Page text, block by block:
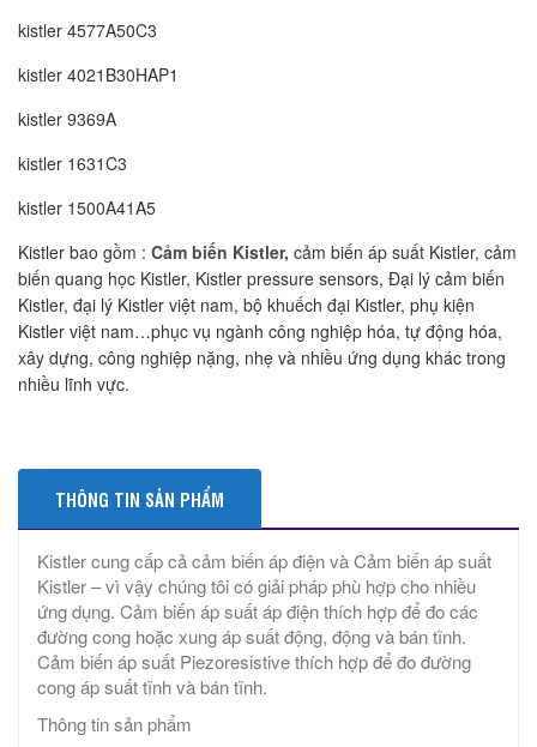
kistler 4577A50C3
kistler 4021B30HAP1
kistler 9369A
kistler 1631C3
kistler 1500A41A5
Kistler bao gồm : Cảm biến Kistler, cảm biến áp suất Kistler, cảm
biến quang học Kistler, Kistler pressure sensors, Đại lý cảm biến
Kistler, đại lý Kistler việt nam, bộ khuếch đại Kistler, phụ kiện
Kistler việt nam…phục vụ ngành công nghiệp hóa, tự động hóa,
xây dựng, công nghiệp nặng, nhẹ và nhiều ứng dụng khác trong
nhiều lĩnh vực.
THÔNG TIN SẢN PHẨM
Kistler cung cấp cả cảm biến áp điện và Cảm biến áp suất
Kistler – vì vậy chúng tôi có giải pháp phù hợp cho nhiều
ứng dụng. Cảm biến áp suất áp điện thích hợp để đo các
đường cong hoặc xung áp suất động, động và bán tĩnh.
Cảm biến áp suất Piezoresistive thích hợp để đo đường
cong áp suất tĩnh và bán tĩnh.
Thông tin sản phẩm